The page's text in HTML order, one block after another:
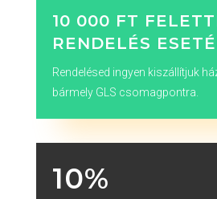
10 000 FT
RENDELÉS
Rendelésed ingyen kiszállítjuk
bármely GLS csomagpontra.
10%